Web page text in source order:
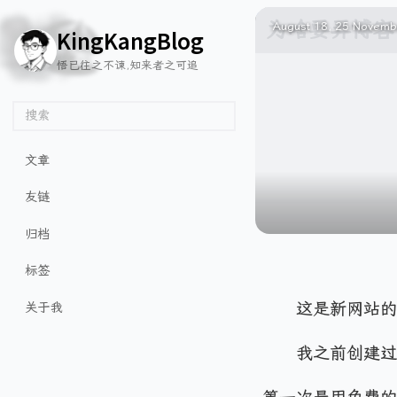
🙌
🐟
🏖️
King Kang Blog
悟已往之不谏,知来者之可追
搜索
文章
友链
归档
标签
关于我
August 18, 25
这是新网站
我之前创建